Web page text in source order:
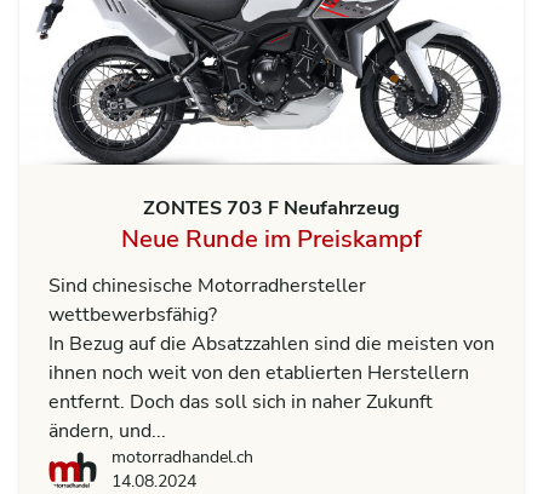
ZONTES 703 F Neufahrzeug
Neue Runde im Preiskampf
Sind chinesische Motorradhersteller
wettbewerbsfähig?
In Bezug auf die Absatzzahlen sind die meisten von
ihnen noch weit von den etablierten Herstellern
entfernt. Doch das soll sich in naher Zukunft
ändern, und...
motorradhandel.ch
motorradhandel.ch
14.08.2024